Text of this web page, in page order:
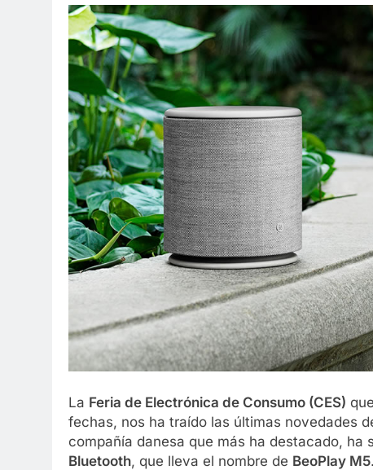
La Feria de Electrónica de Consumo (CES)
fechas, nos ha traído las últimas novedades
compañía danesa que más ha destacado, ha
Bluetooth, que lleva el nombre de BeoPlay M5.